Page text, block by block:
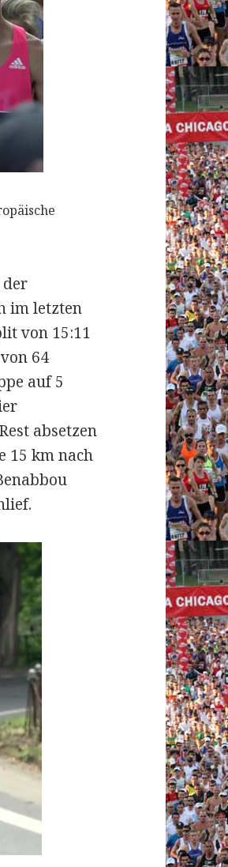
der
im letzten
von 15:11
64
auf 5
absetzen
15 km nach